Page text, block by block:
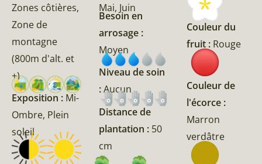
Zones côtières,
Zone de
montagne
(800m d'alt. et
+)
Exposition : Mi-
Ombre, Plein
soleil
Mai, Juin
Besoin en
arrosage :
Moyen
Niveau de soin
:Aucun
Distance de
plantation : 50
cm
Couleur du
fruit : Rouge
Couleur de
l'écorce :
Marron
verdâtre